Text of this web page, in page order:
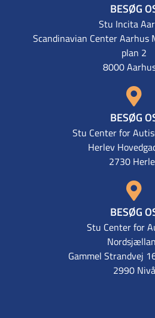
BESØG
Stu Incita
Scandinavian Center Aarhus
plan 2
8000
BESØG
Stu Center for
Herlev
2730
BESØG
Stu Center for
Gammel Strandvej
2990 Nivå